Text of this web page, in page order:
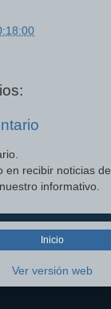
en recibir noticias de
informativo.
Inicio
Ver versión web